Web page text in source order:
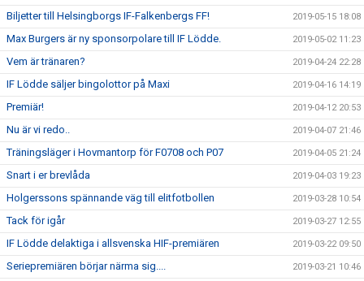
Biljetter till Helsingborgs IF-Falkenbergs FF! 2019-05-15 18:08
Max Burgers är ny sponsorpolare till IF Lödde. 2019-05-02 11:23
Vem är tränaren? 2019-04-24 22:28
IF Lödde säljer bingolottor på Maxi 2019-04-16 14:19
Premiär! 2019-04-12 20:53
Nu är vi redo.. 2019-04-07 21:46
Träningsläger i Hovmantorp för F0708 och P07 2019-04-05 21:24
Snart i er brevlåda 2019-04-03 19:23
Holgerssons spännande väg till elitfotbollen 2019-03-28 10:54
Tack för igår 2019-03-27 12:55
IF Lödde delaktiga i allsvenska HIF-premiären 2019-03-22 09:50
Seriepremiären börjar närma sig.... 2019-03-21 10:46